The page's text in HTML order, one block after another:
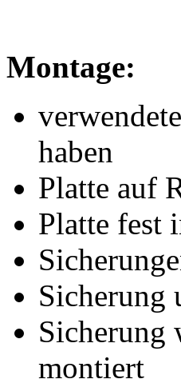
Montage:
haben
Platte auf
Platte fest
Sicherung
Sicherung
montiert